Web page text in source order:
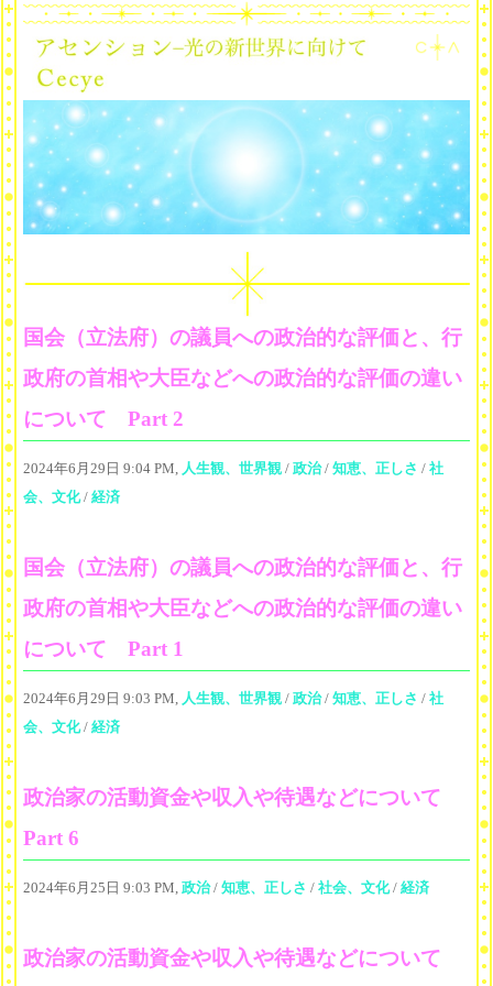
国会（立法府）の議員への政治的な評価と、行
政府の首相や大臣などへの政治的な評価の違い
について Part 2
2024年6月29日 9:04 PM, 人生観、世界観 / 政治/ 知恵、正しさ / 社
会、文化/ 経済
国会（立法府）の議員への政治的な評価と、行
政府の首相や大臣などへの政治的な評価の違い
について Part 1
2024年6月29日 9:03 PM, 人生観、世界観 / 政治/ 知恵、正しさ / 社
会、文化/ 経済
政治家の活動資金や収入や待遇などについて
Part 6
2024年6月25日 9:03 PM, 政治/ 知恵、正しさ / 社会、文化/ 経済
政治家の活動資金や収入や待遇などについて